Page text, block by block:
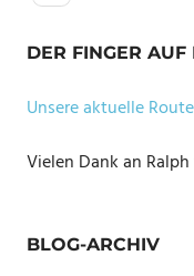
DER FINGER
Unsere aktuelle
Vielen Dank an
BLOG-ARCHIV